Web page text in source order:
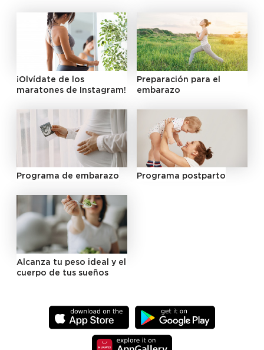
¡Olvídate de los
maratones de Instagram!
Preparación para el
embarazo
Programa de embarazo Programa postparto
Alcanza tu peso ideal y el
cuerpo de tus sueños